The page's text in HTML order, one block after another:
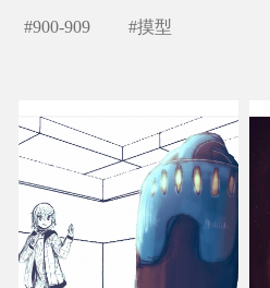
#900-909 #摸型
ミスター・サンドバッグ